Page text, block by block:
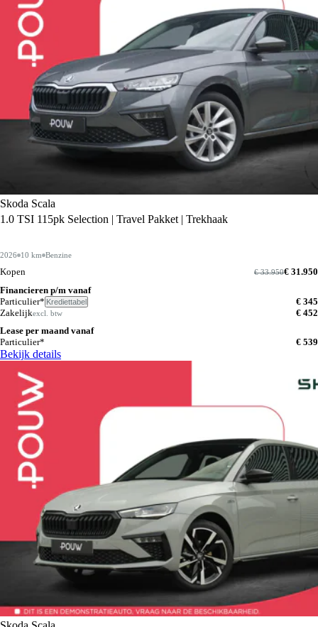
Skoda Scala
1.0 TSI 115pk Selection | Travel Pakket | Trekhaak
2026 10 km Benzine
Kopen € 31.950
€ 33.950
Financieren p/m vanaf
Particulier* Krediettabel
€ 345
Zakelijkexcl. btw
€ 452
Lease per maand vanaf
Particulier*
€ 539
Bekijk details